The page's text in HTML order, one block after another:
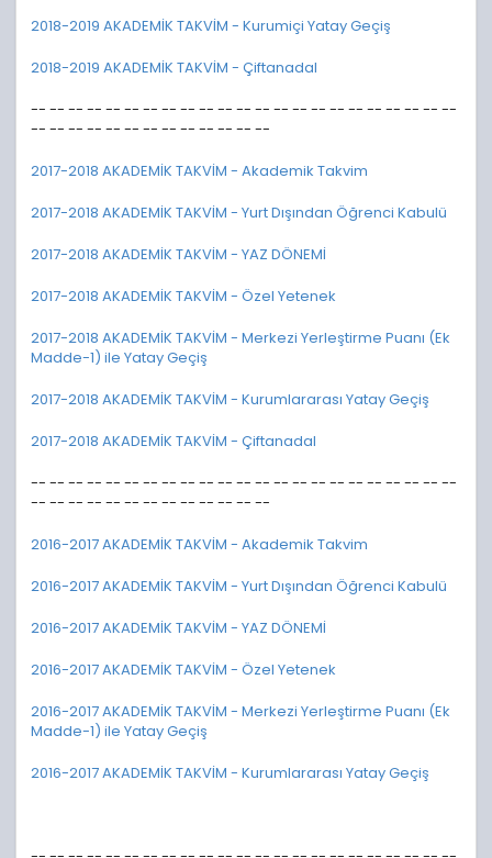
2018-2019 AKADEMİK TAKVİM - Kurumiçi Yatay Geçiş
2018-2019 AKADEMİK TAKVİM - Çiftanadal
-- -- -- -- -- -- -- -- -- -- -- -- -- -- -- -- -- -- -- -- -- -- --
-- -- -- -- -- -- -- -- -- -- -- -- --
2017-2018 AKADEMİK TAKVİM - Akademik Takvim
2017-2018 AKADEMİK TAKVİM - Yurt Dışından Öğrenci Kabulü
2017-2018 AKADEMİK TAKVİM - YAZ DÖNEMİ
2017-2018 AKADEMİK TAKVİM - Özel Yetenek
2017-2018 AKADEMİK TAKVİM - Merkezi Yerleştirme Puanı (Ek
Madde-1) ile Yatay Geçiş
2017-2018 AKADEMİK TAKVİM - Kurumlararası Yatay Geçiş
2017-2018 AKADEMİK TAKVİM - Çiftanadal
-- -- -- -- -- -- -- -- -- -- -- -- -- -- -- -- -- -- -- -- -- -- --
-- -- -- -- -- -- -- -- -- -- -- -- --
2016-2017 AKADEMİK TAKVİM - Akademik Takvim
2016-2017 AKADEMİK TAKVİM - Yurt Dışından Öğrenci Kabulü
2016-2017 AKADEMİK TAKVİM - YAZ DÖNEMİ
2016-2017 AKADEMİK TAKVİM - Özel Yetenek
2016-2017 AKADEMİK TAKVİM - Merkezi Yerleştirme Puanı (Ek
Madde-1) ile Yatay Geçiş
2016-2017 AKADEMİK TAKVİM - Kurumlararası Yatay Geçiş